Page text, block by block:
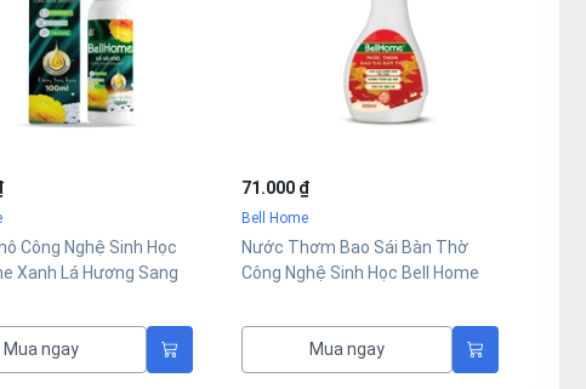
Công Nghệ Sinh Học
Xanh Lá Hương Sang
Mua ngay
71.000 ₫
Bell Home
Nước Thơm Bao Sái Bàn Thờ
Công Nghệ Sinh Học Bell Home
Mua ngay